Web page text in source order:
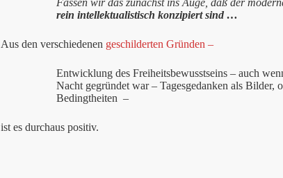
Fassen wir das zunächst ins Auge, daß der
rein intellektualistisch konzipiert sind …
Aus den verschiedenen geschilderten Gründen –
Entwicklung des Freiheitsbewusstseins – auch
Nacht gegründet war – Tagesgedanken als Bilder,
Bedingtheiten –
ist es durchaus positiv.